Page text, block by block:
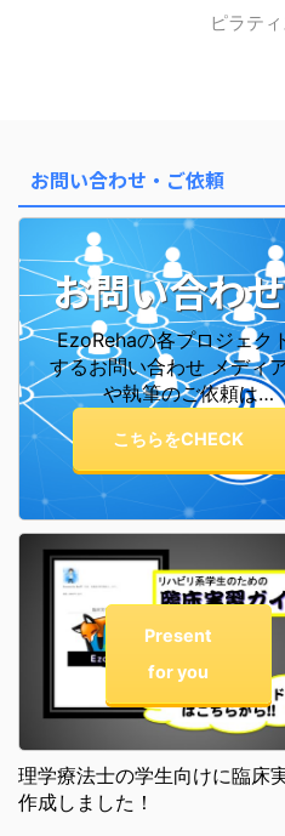
ピラテ
お問い合わせ・ご依頼
お問い合わ
EzoRehaの各プロジェク
するお問い合わせ メディ
や執筆のご依頼は…
こちらをCHECK
Present
for you
理学療法士の学生向けに臨床
作成しました！